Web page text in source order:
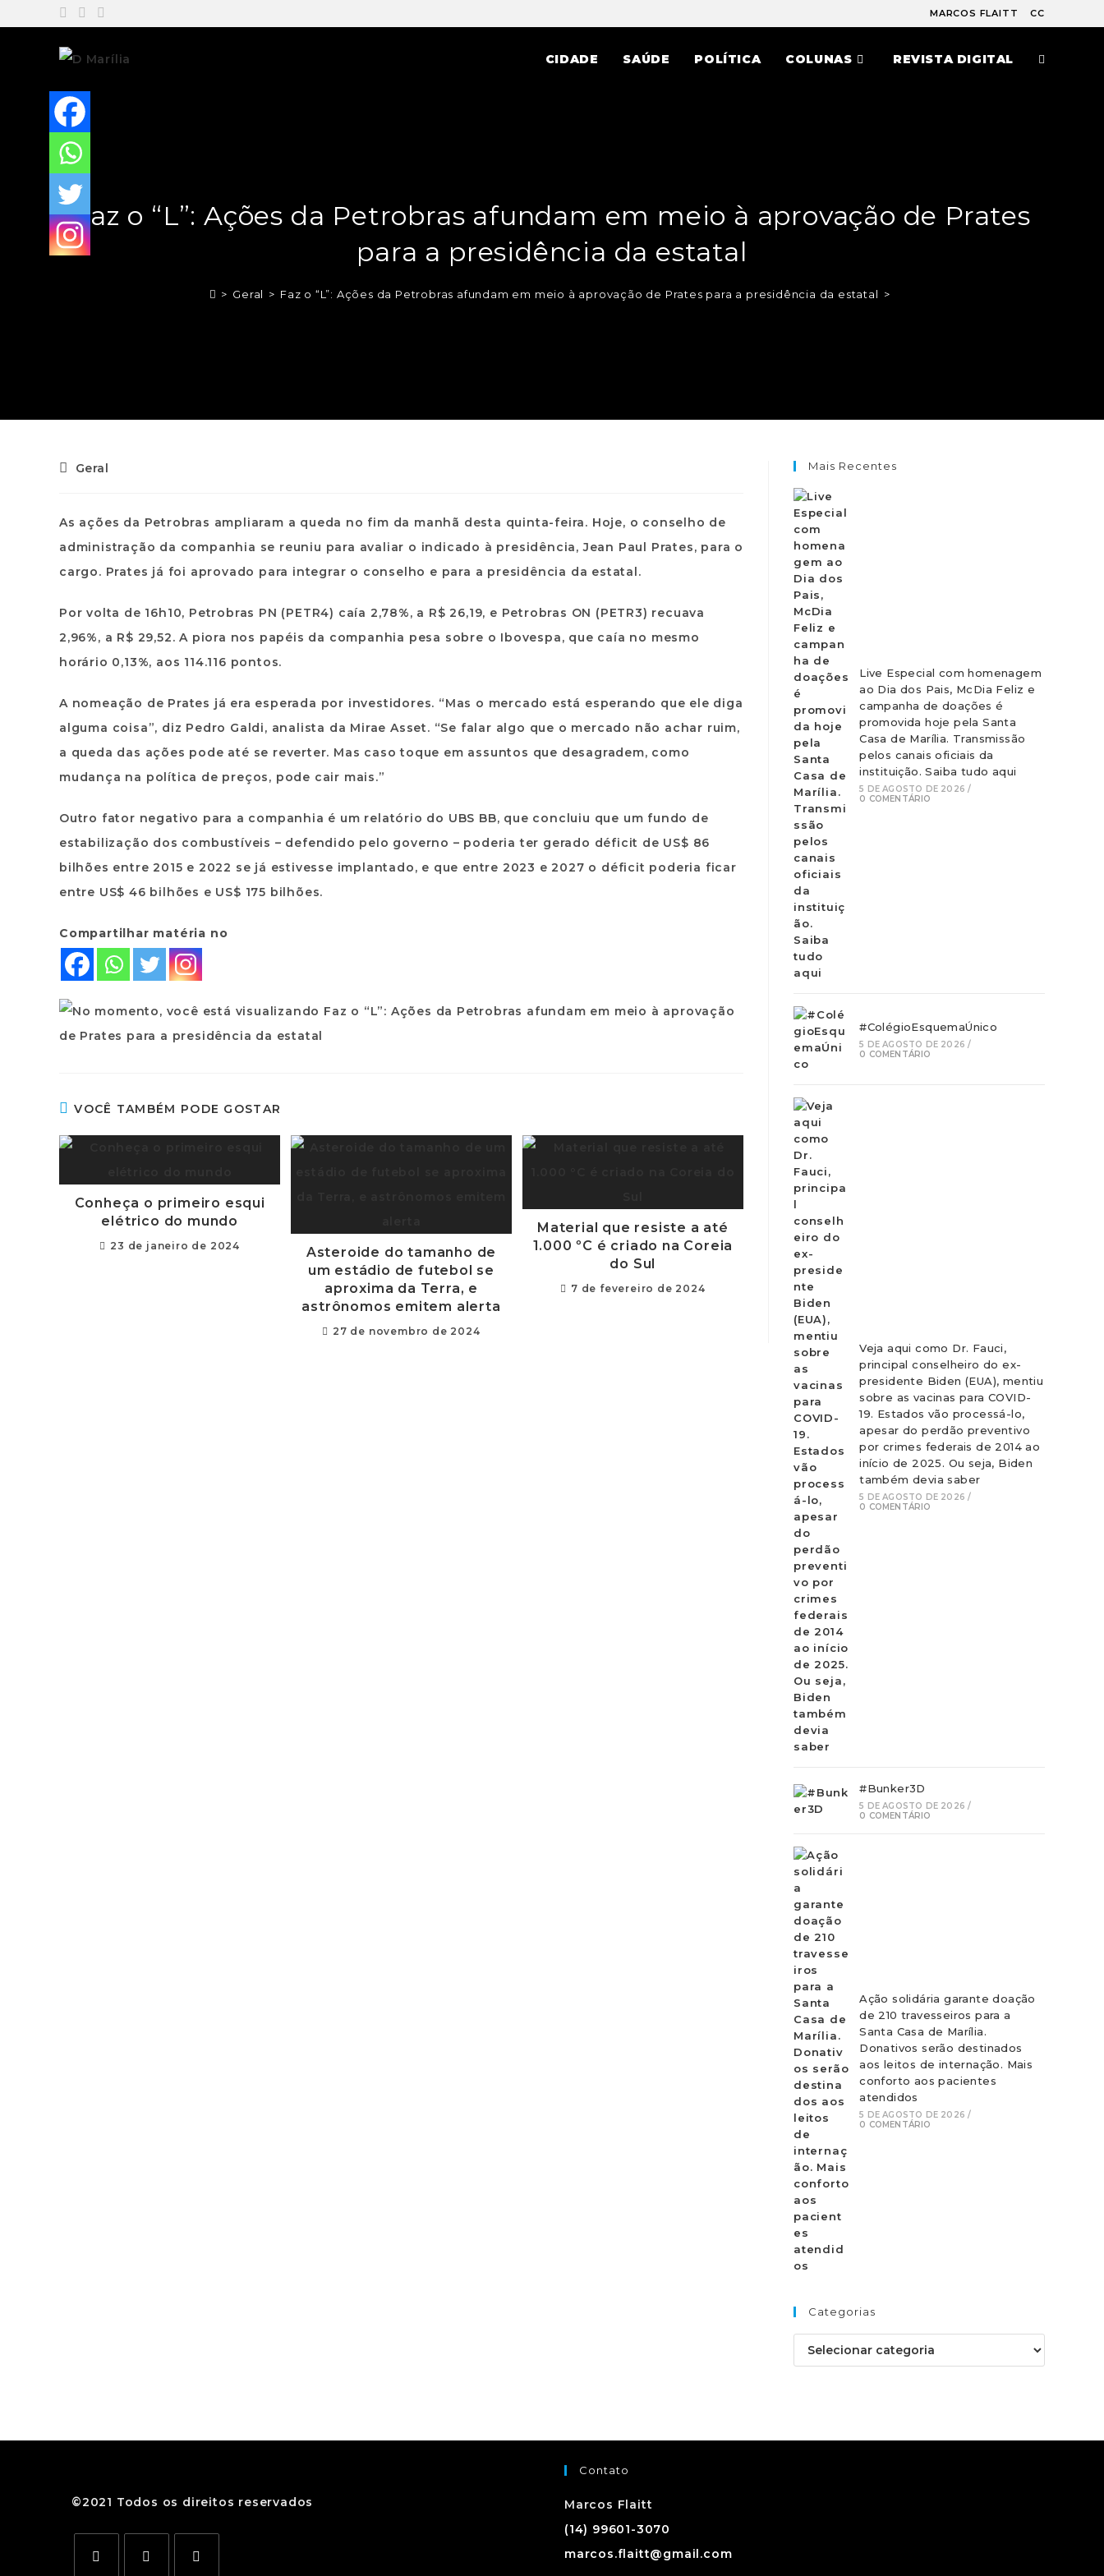
MARCOS FLAITT CC
CIDADE SAÚDE POLÍTICA COLUNAS REVISTA DIGITAL
Faz o “L”: Ações da Petrobras afundam em meio à aprovação de Prates
para a presidência da estatal
> Geral > Faz o “L”: Ações da Petrobras afundam em meio à aprovação de Prates para a presidência da estatal >
Geral
As ações da Petrobras ampliaram a queda no fim da manhã desta quinta-feira. Hoje, o conselho de
administração da companhia se reuniu para avaliar o indicado à presidência, Jean Paul Prates, para o
cargo. Prates já foi aprovado para integrar o conselho e para a presidência da estatal.
Por volta de 16h10, Petrobras PN (PETR4) caía 2,78%, a R$ 26,19, e Petrobras ON (PETR3) recuava
2,96%, a R$ 29,52. A piora nos papéis da companhia pesa sobre o Ibovespa, que caía no mesmo
horário 0,13%, aos 114.116 pontos.
A nomeação de Prates já era esperada por investidores. “Mas o mercado está esperando que ele diga
alguma coisa”, diz Pedro Galdi, analista da Mirae Asset. “Se falar algo que o mercado não achar ruim,
a queda das ações pode até se reverter. Mas caso toque em assuntos que desagradem, como
mudança na política de preços, pode cair mais.”
Outro fator negativo para a companhia é um relatório do UBS BB, que concluiu que um fundo de
estabilização dos combustíveis – defendido pelo governo – poderia ter gerado déficit de US$ 86
bilhões entre 2015 e 2022 se já estivesse implantado, e que entre 2023 e 2027 o déficit poderia ficar
entre US$ 46 bilhões e US$ 175 bilhões.
Compartilhar matéria no
VOCÊ TAMBÉM PODE GOSTAR
Conheça o primeiro esqui
elétrico do mundo
23 de janeiro de 2024
Asteroide do tamanho de
um estádio de futebol se
aproxima da Terra, e
astrônomos emitem alerta
27 de novembro de 2024
Material que resiste a até
1.000 ºC é criado na Coreia
do Sul
7 de fevereiro de 2024
Mais Recentes
Live Especial com homenagem
ao Dia dos Pais, McDia Feliz e
campanha de doações é
promovida hoje pela Santa
Casa de Marília. Transmissão
pelos canais oficiais da
instituição. Saiba tudo aqui
5 DE AGOSTO DE 2026 /
0 COMENTÁRIO
#ColégioEsquemaÚnico
5 DE AGOSTO DE 2026 /
0 COMENTÁRIO
Veja aqui como Dr. Fauci,
principal conselheiro do ex-
presidente Biden (EUA), mentiu
sobre as vacinas para COVID-
19. Estados vão processá-lo,
apesar do perdão preventivo
por crimes federais de 2014 ao
início de 2025. Ou seja, Biden
também devia saber
5 DE AGOSTO DE 2026 /
0 COMENTÁRIO
#Bunker3D
5 DE AGOSTO DE 2026 /
0 COMENTÁRIO
Ação solidária garante doação
de 210 travesseiros para a
Santa Casa de Marília.
Donativos serão destinados
aos leitos de internação. Mais
conforto aos pacientes
atendidos
5 DE AGOSTO DE 2026 /
0 COMENTÁRIO
Categorias
©2021 Todos os direitos reservados
Contato
Marcos Flaitt
(14) 99601-3070
marcos.flaitt@gmail.com